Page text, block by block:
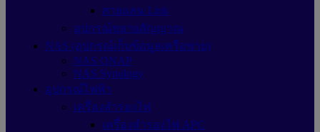
สายแลน Link
อุปกรณ์ขยายสัญญาณ
NAS (อุปกรณ์เก็บข้อมูลเครือข่าย)
NAS QNAP
NAS Synology
อุปกรณ์ไฟฟ้า
เครื่องสำรองไฟ
เครื่องสำรองไฟ APC